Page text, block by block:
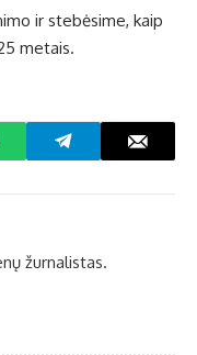
ir stebėsime, kaip
metais.
žurnalistas.